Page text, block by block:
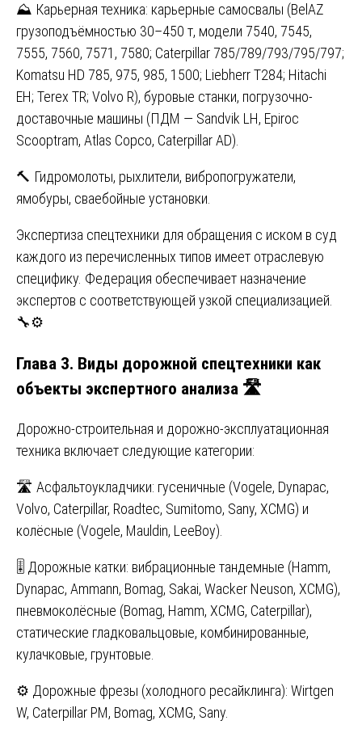
⛰️ Карьерная техника: карьерные самосвалы (BelAZ
грузоподъёмностью 30–450 т, модели 7540, 7545,
7555, 7560, 7571, 7580; Caterpillar 785/789/793/795/797;
Komatsu HD 785, 975, 985, 1500; Liebherr T284; Hitachi
EH; Terex TR; Volvo R), буровые станки, погрузочно-
доставочные машины (ПДМ — Sandvik LH, Epiroc
Scooptram, Atlas Copco, Caterpillar AD).
🔨 Гидромолоты, рыхлители, вибропогружатели,
ямобуры, сваебойные установки.
Экспертиза спецтехники для обращения с иском в суд
каждого из перечисленных типов имеет отраслевую
специфику. Федерация обеспечивает назначение
экспертов с соответствующей узкой специализацией.
🔧⚙️
Глава 3. Виды дорожной спецтехники как
объекты экспертного анализа 🛣️
Дорожно-строительная и дорожно-эксплуатационная
техника включает следующие категории:
🛣️ Асфальтоукладчики: гусеничные (Vogele, Dynapac,
Volvo, Caterpillar, Roadtec, Sumitomo, Sany, XCMG) и
колёсные (Vogele, Mauldin, LeeBoy).
🎚️ Дорожные катки: вибрационные тандемные (Hamm,
Dynapac, Ammann, Bomag, Sakai, Wacker Neuson, XCMG),
пневмоколёсные (Bomag, Hamm, XCMG, Caterpillar),
статические гладковальцовые, комбинированные,
кулачковые, грунтовые.
⚙️ Дорожные фрезы (холодного ресайклинга): Wirtgen
W, Caterpillar PM, Bomag, XCMG, Sany.